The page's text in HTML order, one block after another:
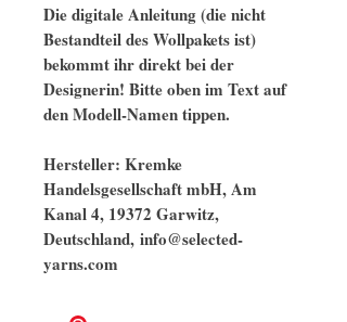
Die digitale Anleitung (die nicht
Bestandteil des Wollpakets ist)
bekommt ihr direkt bei der
Designerin! Bitte oben im Text auf
den Modell-Namen tippen.
Hersteller: Kremke
Handelsgesellschaft mbH, Am
Kanal 4, 19372 Garwitz,
Deutschland, info@selected-
yarns.com